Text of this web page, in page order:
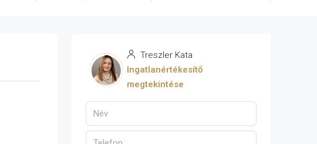
Treszler Kata
Ingatlanértékesítő
megtekintése